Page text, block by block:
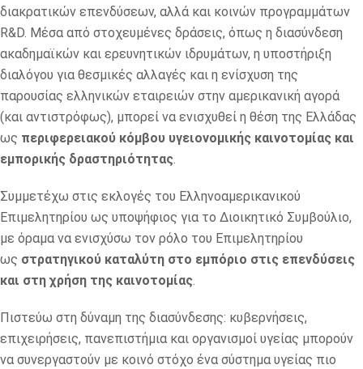
διακρατικών επενδύσεων, αλλά και κοινών προγραμμάτων
R&D. Μέσα από στοχευμένες δράσεις, όπως η διασύνδεση
ακαδημαϊκών και ερευνητικών ιδρυμάτων, η υποστήριξη
διαλόγου για θεσμικές αλλαγές και η ενίσχυση της
παρουσίας ελληνικών εταιρειών στην αμερικανική αγορά
(και αντιστρόφως), μπορεί να ενισχυθεί η θέση της Ελλάδας
ως περιφερειακού κόμβου υγειονομικής καινοτομίας και
εμπορικής δραστηριότητας.
Συμμετέχω στις εκλογές του Ελληνοαμερικανικού
Επιμελητηρίου ως υποψήφιος για το Διοικητικό Συμβούλιο,
με όραμα να ενισχύσω τον ρόλο του Επιμελητηρίου
ως στρατηγικού καταλύτη στο εμπόριο στις επενδύσεις
και στη χρήση της καινοτομίας.
Πιστεύω στη δύναμη της διασύνδεσης: κυβερνήσεις,
επιχειρήσεις, πανεπιστήμια και οργανισμοί υγείας μπορούν
να συνεργαστούν με κοινό στόχο ένα σύστημα υγείας πιο